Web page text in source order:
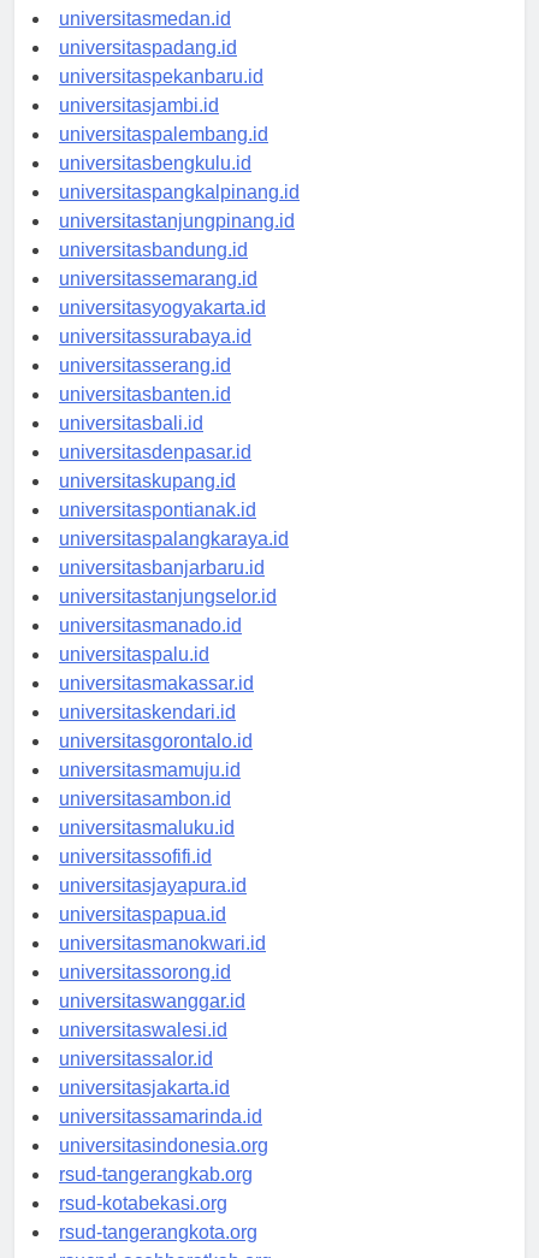
universitasaceh.id
universitasmedan.id
universitaspadang.id
universitaspekanbaru.id
universitasjambi.id
universitaspalembang.id
universitasbengkulu.id
universitaspangkalpinang.id
universitastanjungpinang.id
universitasbandung.id
universitassemarang.id
universitasyogyakarta.id
universitassurabaya.id
universitasserang.id
universitasbanten.id
universitasbali.id
universitasdenpasar.id
universitaskupang.id
universitaspontianak.id
universitaspalangkaraya.id
universitasbanjarbaru.id
universitastanjungselor.id
universitasmanado.id
universitaspalu.id
universitasmakassar.id
universitaskendari.id
universitasgorontalo.id
universitasmamuju.id
universitasambon.id
universitasmaluku.id
universitassofifi.id
universitasjayapura.id
universitaspapua.id
universitasmanokwari.id
universitassorong.id
universitaswanggar.id
universitaswalesi.id
universitassalor.id
universitasjakarta.id
universitassamarinda.id
universitasindonesia.org
rsud-tangerangkab.org
rsud-kotabekasi.org
rsud-tangerangkota.org